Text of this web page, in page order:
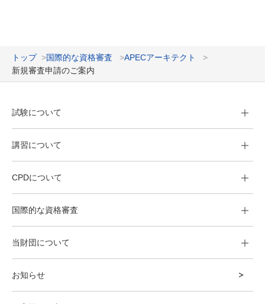
トップ 国際的な資格審査
APECアーキテクト
新規審査申請のご案内
試験について
講習について
CPDについて
国際的な資格審査
当財団について
お知らせ